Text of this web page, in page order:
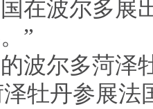
在波尔多展
”
波尔多菏泽
泽牡丹参展